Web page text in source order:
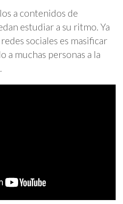
a contenidos de
estudiar a su ritmo. Ya
sociales es masificar
a muchas personas a la